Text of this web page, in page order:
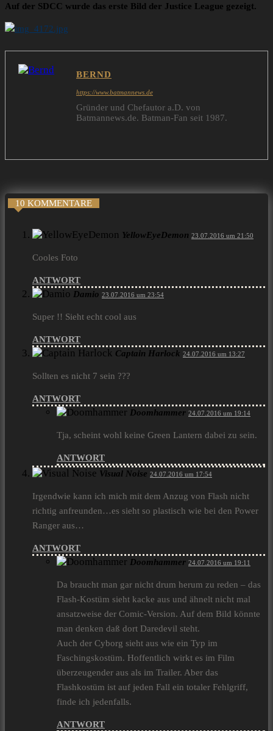
Auf der SDCC wurde das erste Bild der Justice League gezeigt.
BERND
https://www.batmannews.de
Gründer und Chefautor a.D. von
Batmannews.de. Batman-Fan seit 1987.
10 KOMMENTARE
YellowEyeDemon 23.07.2016 um 21:50
Cooles Foto
ANTWORT
Damio 23.07.2016 um 23:54
Super !! Sieht echt cool aus
ANTWORT
Captain Harlock 24.07.2016 um 13:27
Sollten es nicht 7 sein ???
ANTWORT
Doomhammer 24.07.2016 um 19:14
Tja, scheint wohl keine Green Lantern dabei zu sein.
ANTWORT
Visual Noise 24.07.2016 um 17:54
Irgendwie kann ich mich mit dem Anzug von Flash nicht
richtig anfreunden…es sieht so plastisch wie bei den Power
Ranger aus…
ANTWORT
Doomhammer 24.07.2016 um 19:11
Da braucht man gar nicht drum herum zu reden – das
Flash-Kostüm sieht kacke aus und ähnelt nicht mal
ansatzweise der Comic-Version. Auf dem Bild könnte
man denken daß dort Daredevil steht.
Auch der Cyborg sieht aus wie ein Typ im
Faschingskostüm. Hoffentlich wirkt es im Film
überzeugender aus als im Trailer. Aber das
Flashkostüm ist auf jeden Fall ein totaler Fehlgriff,
finde ich jedenfalls.
ANTWORT